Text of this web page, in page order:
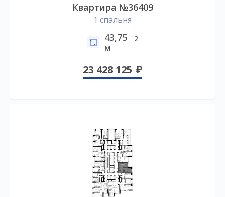
Квартира №36409
1 спальня
43,75
м
2
23 428 125